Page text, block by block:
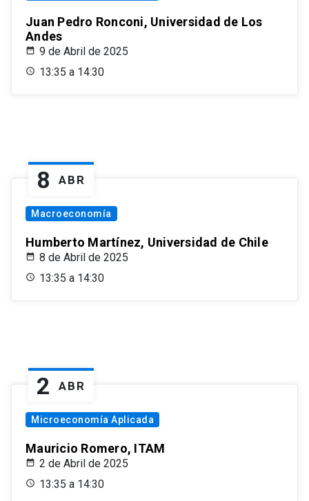
Juan Pedro Ronconi, Universidad de Los
Andes
9 de Abril de 2025
13:35 a 14:30
8 ABR
Macroeconomía
Humberto Martínez, Universidad de Chile
8 de Abril de 2025
13:35 a 14:30
2 ABR
Microeconomía Aplicada
Mauricio Romero, ITAM
2 de Abril de 2025
13:35 a 14:30